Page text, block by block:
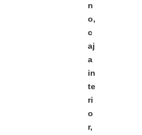
n
o,
c
aj
a
in
te
ri
o
r,